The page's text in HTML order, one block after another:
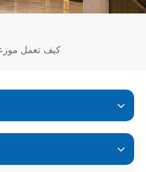
كيف تعمل